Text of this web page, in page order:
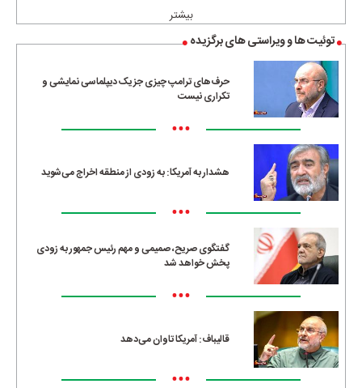
بیشتر
توئیت ها و ویراستی های برگزیده
حرف‌های ترامپ چیزی جز یک دیپلماسی نمایشی و
تکراری نیست
•••
هشدار به آمریکا: به زودی از منطقه اخراج می‌شوید
•••
گفتگوی صریح، صمیمی و مهم رئیس جمهور به زودی
پخش خواهد شد
•••
قالیباف: آمریکا تاوان می‌دهد
•••